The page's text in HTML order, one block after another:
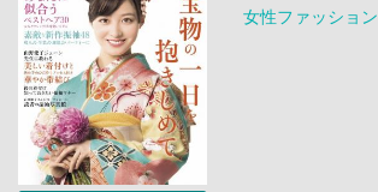
女性ファッション